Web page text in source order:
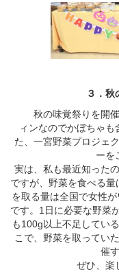
３．秋
秋の味覚祭りを開催
ィンなのでかぼちゃ
た、一宮野菜プロジェ
ーを
実は、私も最近知った
ですが、野菜を食べる
を取る量は全国で女性
です。1日に必要な野菜
も100g以上不足してい
こで、野菜を取ってい
催
ぜひ、楽